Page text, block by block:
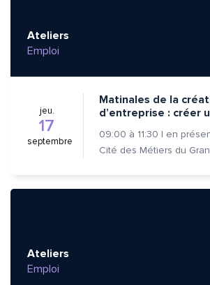
Ateliers
Emploi
jeu.
17
septembre
Matinales de la
d’entreprise : créer
09:00 à 11:30 | en
Ateliers
Emploi